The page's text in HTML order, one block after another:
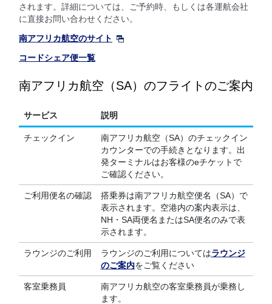
されます。詳細については、ご予約時、もしくは各運航会社
に直接お問い合わせください。
南アフリカ航空のサイト
コードシェア便一覧
南アフリカ航空（SA）のフライトのご案内
サービス 説明
チェックイン
南アフリカ航空（SA）のチェックイン
カウンターでの手続きとなります。出
発ターミナルはお客様のeチケットで
ご確認ください。
ご利用便名の確認
搭乗券は南アフリカ航空便名（SA）で
表示されます。空港内の案内表示は、
NH・SA両便名またはSA便名のみで表
示されます。
ラウンジのご利用 ラウンジのご利用についてはラウンジ
のご案内をご覧ください
客室乗務員
南アフリカ航空の客室乗務員が乗務し
ます。